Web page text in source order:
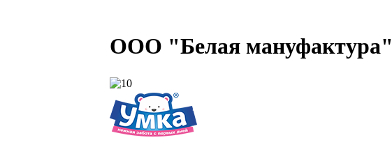
ООО "Белая мануфактура"